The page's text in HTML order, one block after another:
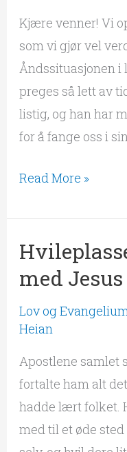
Kjære venner! Vi
som vi gjør vel
Åndssituasjonen i
preges så lett av
listig, og han har
for å fange oss i
Read More »
med Jesus
Lov og
Heian
Apostlene samlet
fortalte ham alt
hadde lært folket.
med til et øde
Hvileplassen
–
med
Jesus